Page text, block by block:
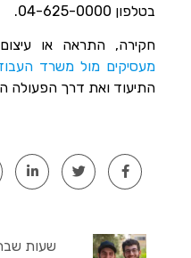
בטלפון 04-625-0000.
חקירה, התראה או
מעסיקים מול משרד
התיעוד ואת דרך הפעולה
שעות